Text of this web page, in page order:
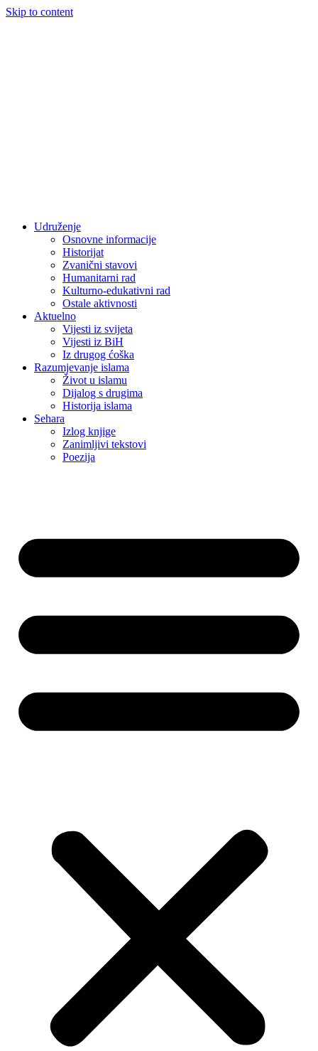
Skip to content
Udruženje
Osnovne informacije
Historijat
Zvanični stavovi
Humanitarni rad
Kulturno-edukativni rad
Ostale aktivnosti
Aktuelno
Vijesti iz svijeta
Vijesti iz BiH
Iz drugog ćoška
Razumjevanje islama
Život u islamu
Dijalog s drugima
Historija islama
Sehara
Izlog knjige
Zanimljivi tekstovi
Poezija